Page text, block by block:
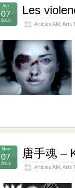
Les
Articles AM ,Arts
Avr
07
2014
唐手魂 –
Articles AM ,Arts
Nov
07
2013